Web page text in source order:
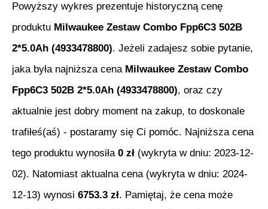
Powyższy wykres prezentuje historyczną cenę
produktu Milwaukee Zestaw Combo Fpp6C3 502B
2*5.0Ah (4933478800). Jeżeli zadajesz sobie pytanie,
jaka była najniższa cena Milwaukee Zestaw Combo
Fpp6C3 502B 2*5.0Ah (4933478800), oraz czy
aktualnie jest dobry moment na zakup, to doskonale
trafiłeś(aś) - postaramy się Ci pomóc. Najniższa cena
tego produktu wynosiła 0 zł (wykryta w dniu: 2023-12-
02). Natomiast aktualna cena (wykryta w dniu: 2024-
12-13) wynosi 6753.3 zł. Pamiętaj, że cena może